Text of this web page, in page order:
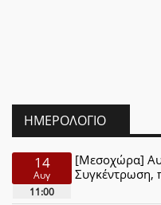
ΗΜΕΡΟΛΌΓΙΟ
14
Αυγ
11:00
[Μεσοχώρα]
Συγκέντρωση,